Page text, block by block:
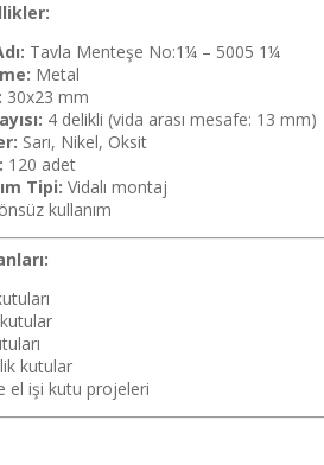
Tavla Menteşe No:1¼ – 5005 1¼
Metal
30x23 mm
4 delikli (vida arası mesafe: 13 mm)
Sarı, Nikel, Oksit
120 adet
Tipi: Vidalı montaj
kullanım
kutular
el işi kutu projeleri